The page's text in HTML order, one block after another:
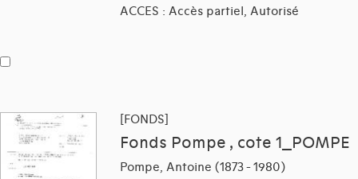
ACCES : Accès partiel, Autorisé
[FONDS]
Fonds Pompe , cote 1_POMPE
Pompe, Antoine (1873 - 1980)